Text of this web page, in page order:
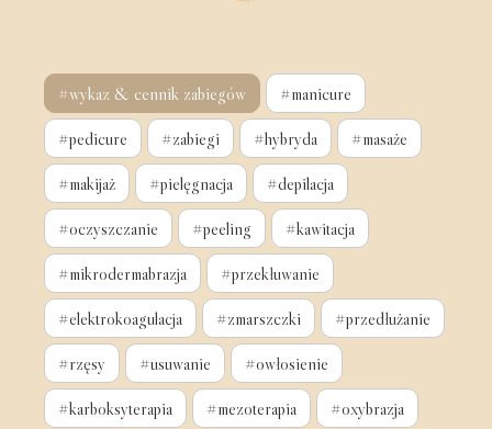
#wykaz & cennik zabiegów #manicure
#pedicure #zabiegi #hybryda #masaże
#makijaż #pielęgnacja #depilacja
#oczyszczanie #peeling #kawitacja
#mikrodermabrazja #przekłuwanie
#elektrokoagulacja #zmarszczki #przedłużanie
#rzęsy #usuwanie #owłosienie
#karboksyterapia #mezoterapia #oxybrazja